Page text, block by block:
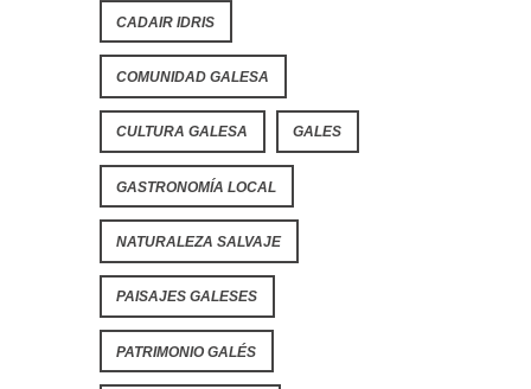
CADAIR IDRIS
COMUNIDAD GALESA
CULTURA GALESA GALES
GASTRONOMÍA LOCAL
NATURALEZA SALVAJE
PAISAJES GALESES
PATRIMONIO GALÉS